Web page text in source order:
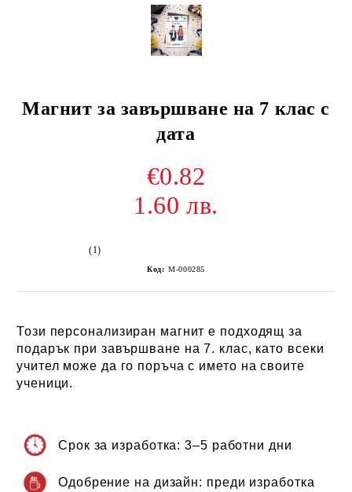
Магнит за завършване на 7 клас с
дата
€0.82
1.60 лв.
(1)
Код: М-000285
Този персонализиран магнит е подходящ за
подарък при завършване на 7. клас, като всеки
учител може да го поръча с името на своите
ученици.
Срок за изработка: 3–5 работни дни
Одобрение на дизайн: преди изработка